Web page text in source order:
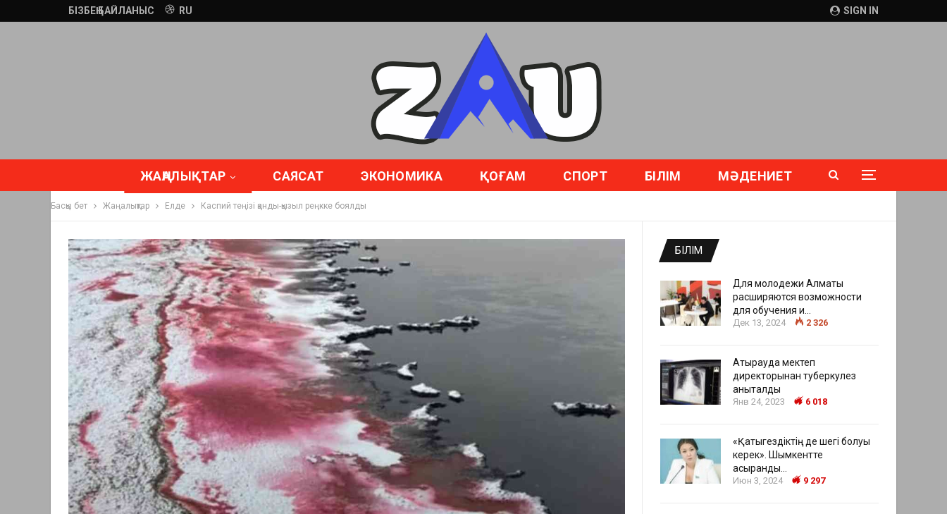
SIGN IN
БІЗБЕҢ БАЙЛАНЫС RU
ЖАҢАЛЫҚТАР САЯСАТ ЭКОНОМИКА ҚОҒАМ СПОРТ БІЛІМ МӘДЕНИЕТ
Басқы бет Жаңалықтар Елде Каспий теңізі қанды-қызыл реңкке боялды
БІЛІМ
Для молодежи Алматы
расширяются возможности
для обучения и…
Дек 13, 2024 2 326
Атырауда мектеп
директорынан туберкулез
анықталды
Янв 24, 2023 6 018
«Қатыгездіктің де шегі болуы
керек». Шымкентте
асыранды…
Июн 3, 2024 9 297